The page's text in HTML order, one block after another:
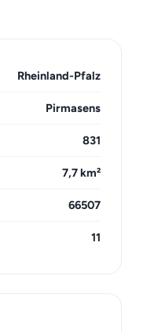
Rheinland-Pfalz
Pirmasens
831
7,7 km²
66507
11